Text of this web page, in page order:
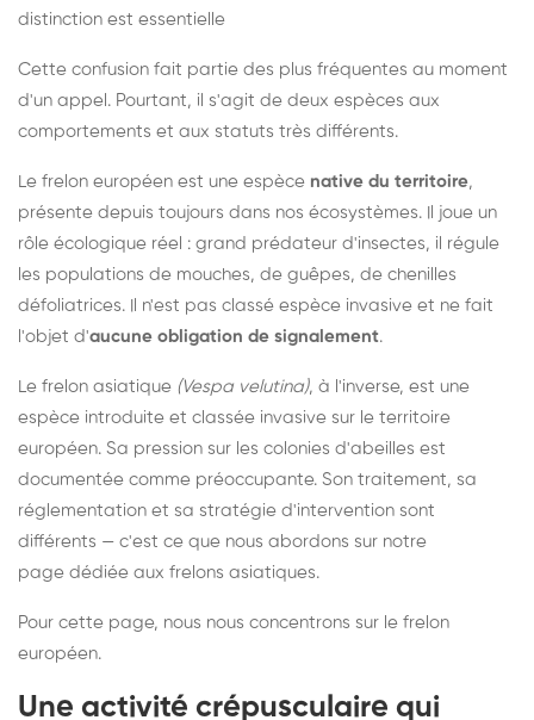
distinction est essentielle
Cette confusion fait partie des plus fréquentes au moment
d'un appel. Pourtant, il s'agit de deux espèces aux
comportements et aux statuts très différents.
Le frelon européen est une espèce native du territoire,
présente depuis toujours dans nos écosystèmes. Il joue un
rôle écologique réel : grand prédateur d'insectes, il régule
les populations de mouches, de guêpes, de chenilles
défoliatrices. Il n'est pas classé espèce invasive et ne fait
l'objet d'aucune obligation de signalement.
Le frelon asiatique (Vespa velutina), à l'inverse, est une
espèce introduite et classée invasive sur le territoire
européen. Sa pression sur les colonies d'abeilles est
documentée comme préoccupante. Son traitement, sa
réglementation et sa stratégie d'intervention sont
différents — c'est ce que nous abordons sur notre
page dédiée aux frelons asiatiques.
Pour cette page, nous nous concentrons sur le frelon
européen.
Une activité crépusculaire qui